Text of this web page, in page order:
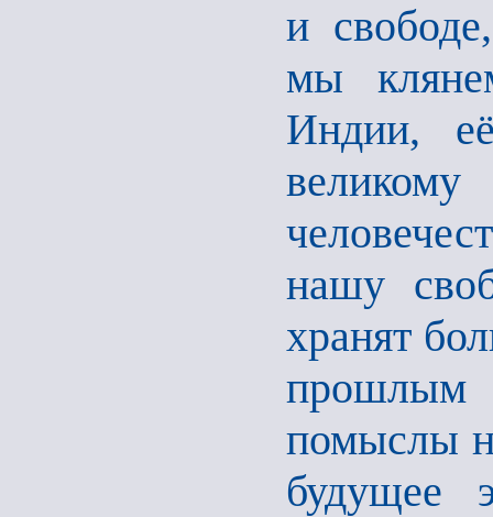
и
мы
Индии,
нашу
хранят
прошлым
помыслы
будущее